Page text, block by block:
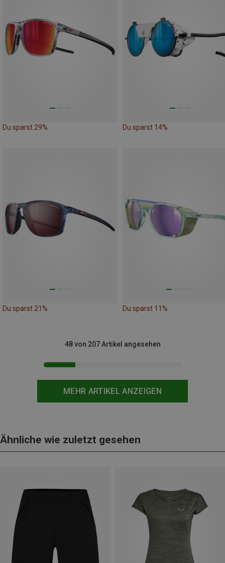
Du sparst 29% Du sparst 14%
Du sparst 21% Du sparst 11%
MEHR ARTIKEL ANZEIGEN
48 von 207 Artikel angesehen
Ähnliche wie zuletzt gesehen